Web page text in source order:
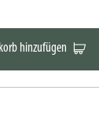
hinzufügen